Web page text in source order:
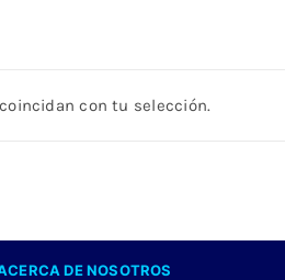
con tu selección.
DE NOSOTROS